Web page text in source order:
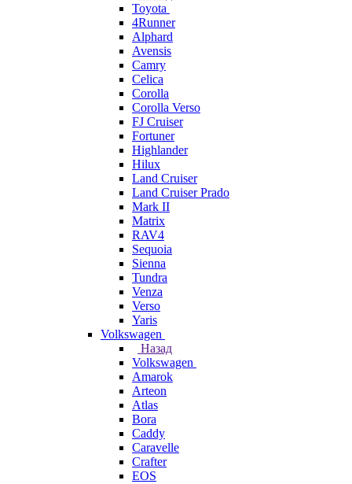
Toyota
4Runner
Alphard
Avensis
Camry
Celica
Corolla
Corolla Verso
FJ Cruiser
Fortuner
Highlander
Hilux
Land Cruiser
Land Cruiser Prado
Mark II
Matrix
RAV4
Sequoia
Sienna
Tundra
Venza
Verso
Yaris
Volkswagen
Назад
Volkswagen
Amarok
Arteon
Atlas
Bora
Caddy
Caravelle
Crafter
EOS